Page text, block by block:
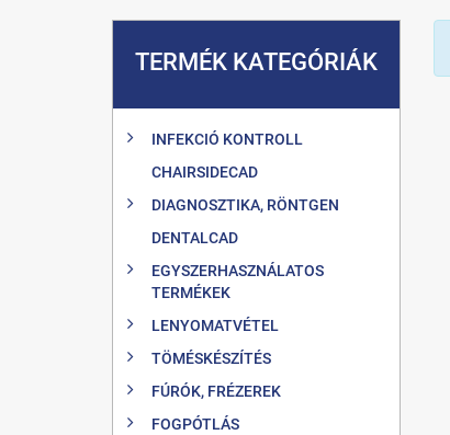
TERMÉK KATEGÓRIÁK
INFEKCIÓ KONTROLL
CHAIRSIDECAD
DIAGNOSZTIKA, RÖNTGEN
DENTALCAD
EGYSZERHASZNÁLATOS
TERMÉKEK
LENYOMATVÉTEL
TÖMÉSKÉSZÍTÉS
FÚRÓK, FRÉZEREK
FOGPÓTLÁS